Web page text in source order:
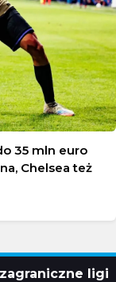
35 mln euro
Chelsea też
ligi